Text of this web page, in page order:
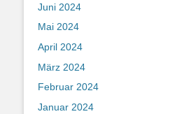
Juni 2024
Mai 2024
April 2024
März 2024
Februar 2024
Januar 2024